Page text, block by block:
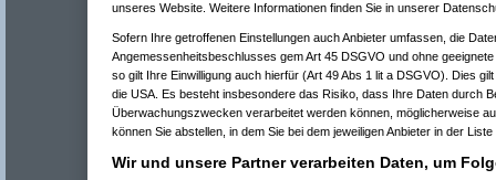
unseres Website. Weitere Informationen finden Sie in unserer
Sofern Ihre getroffenen Einstellungen auch Anbieter umfassen, die
Angemessenheitsbeschlusses gem Art 45 DSGVO und ohne
so gilt Ihre Einwilligung auch hierfür (Art 49 Abs 1 lit a DSGVO). Dies
die USA. Es besteht insbesondere das Risiko, dass Ihre Daten durch
Überwachungszwecken verarbeitet werden können, möglicherweise
können Sie abstellen, in dem Sie bei dem jeweiligen Anbieter in der
Wir und unsere Partner verarbeiten Daten, um